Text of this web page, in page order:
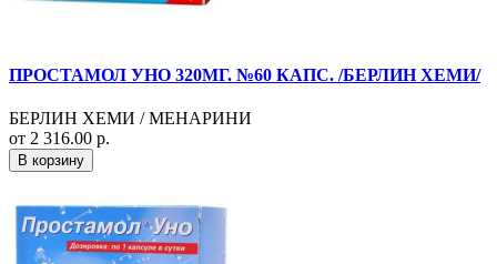
ПРОСТАМОЛ УНО 320МГ. №60 КАПС. /БЕРЛИН ХЕМИ/
БЕРЛИН ХЕМИ / МЕНАРИНИ
от 2 316.00 р.
В корзину